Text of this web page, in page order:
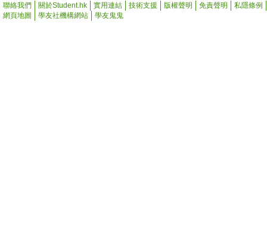
聯絡我們 關於Student.hk 實用連結 技術支援 版權聲明 免責聲明
私隱條例
網頁地圖
學友社機構網站 學友鬼鬼